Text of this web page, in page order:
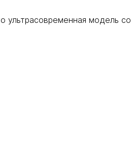
ультрасовременная модель со